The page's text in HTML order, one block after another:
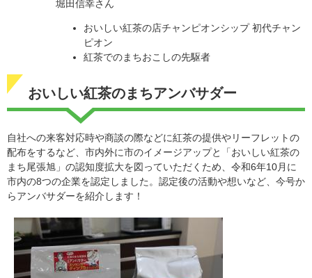
堀田信幸さん
おいしい紅茶の店チャンピオンシップ 初代チャン
ピオン
紅茶でのまちおこしの先駆者
おいしい紅茶のまちアンバサダー
自社への来客対応時や商談の際などに紅茶の提供やリーフレットの
配布をするなど、市内外に市のイメージアップと「おいしい紅茶の
まち尾張旭」の認知度拡大を図っていただくため、令和6年10月に
市内の8つの企業を認定しました。認定後の活動や想いなど、今号か
らアンバサダーを紹介します！